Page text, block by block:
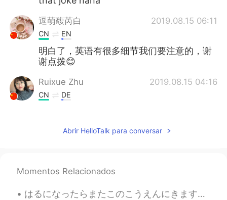
逗萌馥芮白 2019.08.15 06:11
CN EN
明白了，英语有很多细节我们要注意的，谢
谢点拨😊
Ruixue Zhu 2019.08.15 04:16
CN DE
郭偲宸 2019.08.15 04:14
CN EN
Abrir HelloTalk para conversar
Momentos Relacionados
はるになったらまたこのこうえんにきます。- I will come to this park again later in the spring. 🍀 You asked for more b...